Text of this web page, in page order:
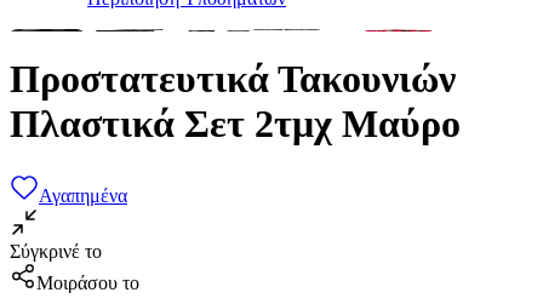
Προστατευτικά Τακουνιών
Πλαστικά Σετ 2τμχ Μαύρο
Αγαπημένα
Σύγκρινέ το
Μοιράσου το